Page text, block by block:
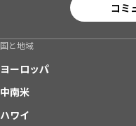
コミ
国と地域
ヨーロッパ
中南米
ハワイ